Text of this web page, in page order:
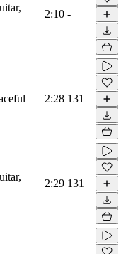
2:10 -
2:28 131
2:29 131